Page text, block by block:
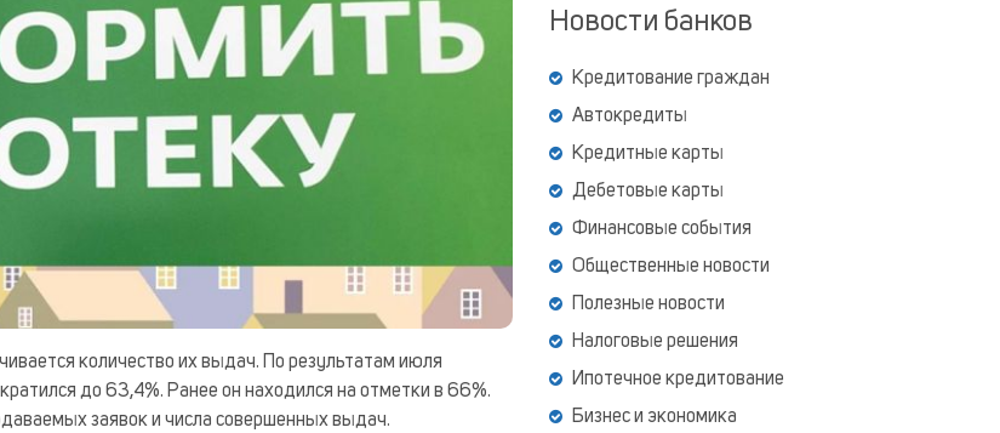
количество их выдач. По результатам июля
до 63,4%. Ранее он находился на отметки в 66%.
заявок и числа совершенных выдач.
Новости банков
Кредитование граждан
Автокредиты
Кредитные карты
Дебетовые карты
Финансовые события
Общественные новости
Полезные новости
Налоговые решения
Ипотечное кредитование
Бизнес и экономика